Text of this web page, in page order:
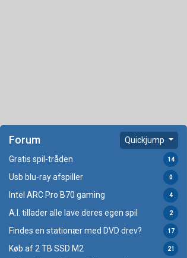
Forum Quickjump
Gratis spil-tråden 14
Usb blu-ray afspiller 0
Intel ARC Pro B70 gaming 4
A.I. tillader alle lave deres egen spil 2
Findes en stationær med DVD drev? 17
Køb af 2 TB SSD M2 21